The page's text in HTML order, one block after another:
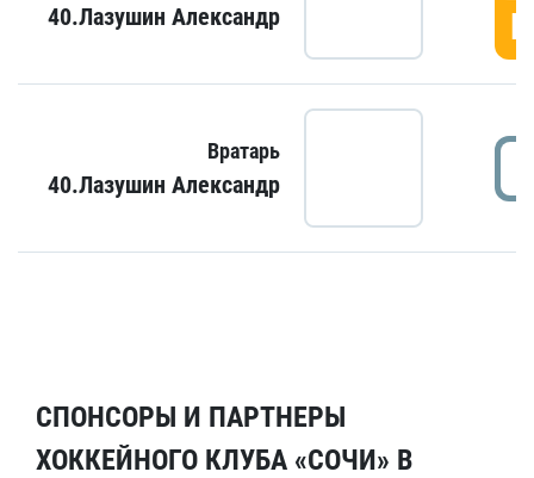
40.Лазушин Александр
Вратарь
40.Лазушин Александр
СПОНСОРЫ И ПАРТНЕРЫ
ХОККЕЙНОГО КЛУБА «СОЧИ» В